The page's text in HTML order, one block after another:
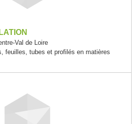
Val de Loire
feuilles, tubes et profilés en matières